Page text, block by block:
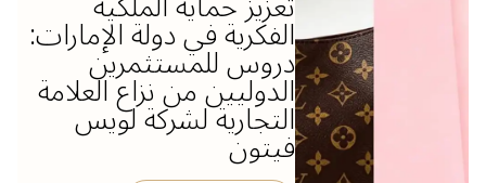
الفكرية في دولة الإمارات:
دروس للمستثمرين
الدوليين من نزاع العلامة
التجارية لشركة لويس
فيتون